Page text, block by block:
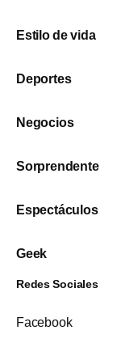
Estilo de vida
Deportes
Negocios
Sorprendente
Espectáculos
Geek
Redes Sociales
Facebook